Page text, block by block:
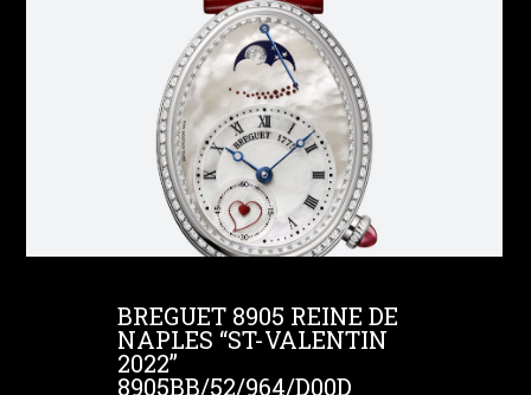
BREGUET 8905 REINE DE
NAPLES “ST-VALENTIN
2022”
8905BB/52/964/D00D